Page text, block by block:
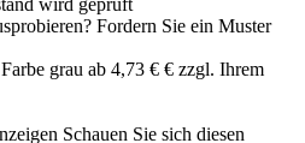
Fordern Sie ein Muster
Schauen Sie sich diesen